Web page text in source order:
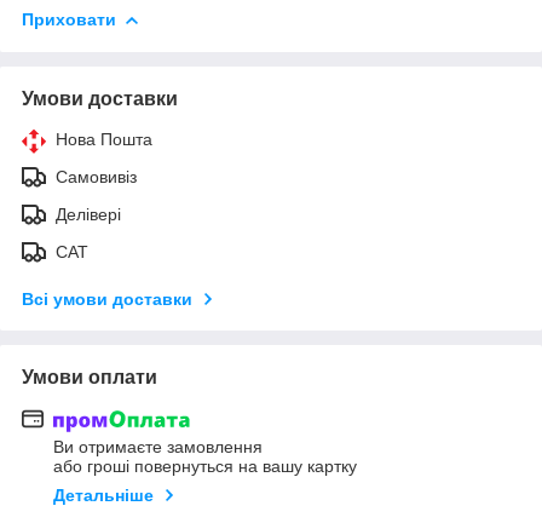
Приховати
Умови доставки
Нова Пошта
Самовивіз
Делівері
САТ
Всі умови доставки
Умови оплати
Ви отримаєте замовлення
або гроші повернуться на вашу картку
Детальніше